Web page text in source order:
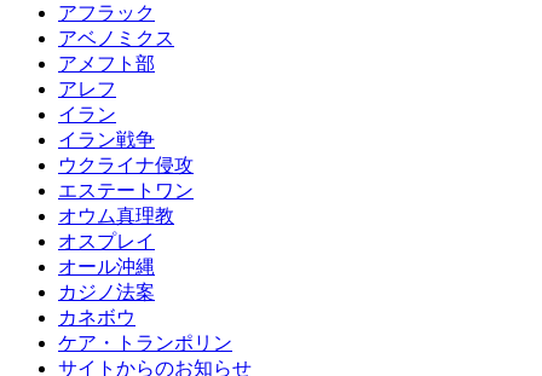
アフラック
アベノミクス
アメフト部
アレフ
イラン
イラン戦争
ウクライナ侵攻
エステートワン
オウム真理教
オスプレイ
オール沖縄
カジノ法案
カネボウ
ケア・トランポリン
サイトからのお知らせ